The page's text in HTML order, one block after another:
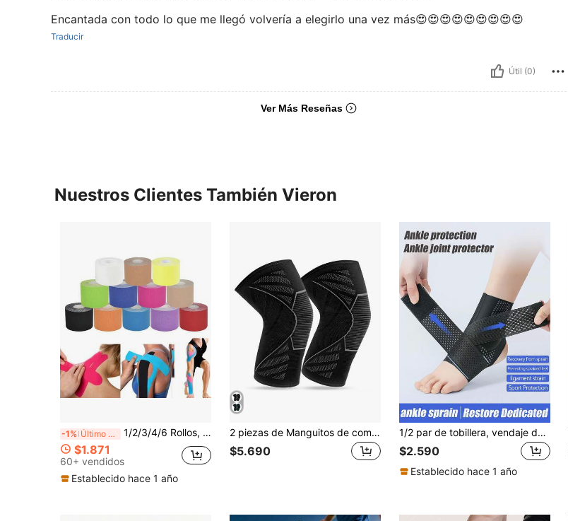
Encantada con todo lo que me llegó volvería a elegirlo una vez más😍😍😍😍😍😍😍😍😍
Traducir
Útil (0)
Ver Más Reseñas
Nuestros Clientes También Vieron
-1% Último día 1/2/3/4/6 Rollos, Cinta de Kinesiología Vendaje Elástico Cinta para Levantar Pecho Cinta para Rodilla y Codo Equipo de Protección para Fitness Cinta Deportiva
$1.871
60+ vendidos
Establecido hace 1 año
2 piezas de Manguitos de compresión para rodillas delgados negros para deportes, correr, baloncesto, danza, fitness, unisex, accesorios de gimnasio de verano, soporte para rodillas
$5.690
1/2 par de tobillera, vendaje deportivo profesional para recuperación de esguince de tobillo, protector de soporte para el tobillo
$2.590
Establecido hace 1 año